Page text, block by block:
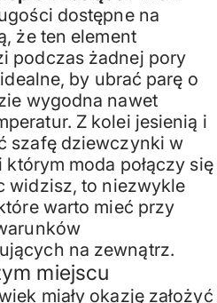
dostępne na
że ten element
podczas żadnej pory
by ubrać parę o
wygodna nawet
Z kolei jesienią i
szafę dziewczynki w
którym moda połączy się
widzisz, to niezwykle
warto mieć przy
na zewnątrz.
miejscu
miały okazję założyć